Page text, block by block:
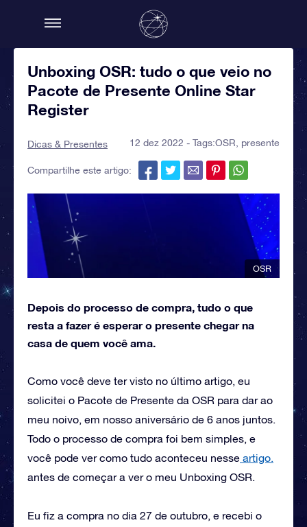
Unboxing OSR: tudo o que veio no
Pacote de Presente Online Star
Register
Dicas & Presentes 12 dez 2022 - Tags:OSR presente
Compartilhe este artigo:
OSR
Depois do processo de compra, tudo o que
resta a fazer é esperar o presente chegar na
casa de quem você ama.
Como você deve ter visto no último artigo, eu
solicitei o Pacote de Presente da OSR para dar ao
meu noivo, em nosso aniversário de 6 anos juntos.
Todo o processo de compra foi bem simples, e
você pode ver como tudo aconteceu nesse artigo.
antes de começar a ver o meu Unboxing OSR.
Eu fiz a compra no dia 27 de outubro, e recebi o